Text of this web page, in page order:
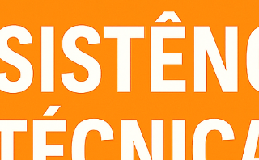
equipe realiza conserto, manutenção,
e reparos com agilidade e segurança.
Atendemos residências, condomínios e
empresas, sempre com peça originais Kobe
para garantir desempenho e durabilidade ao
Conserto de aquecedores Kobe Manutenção
preventi